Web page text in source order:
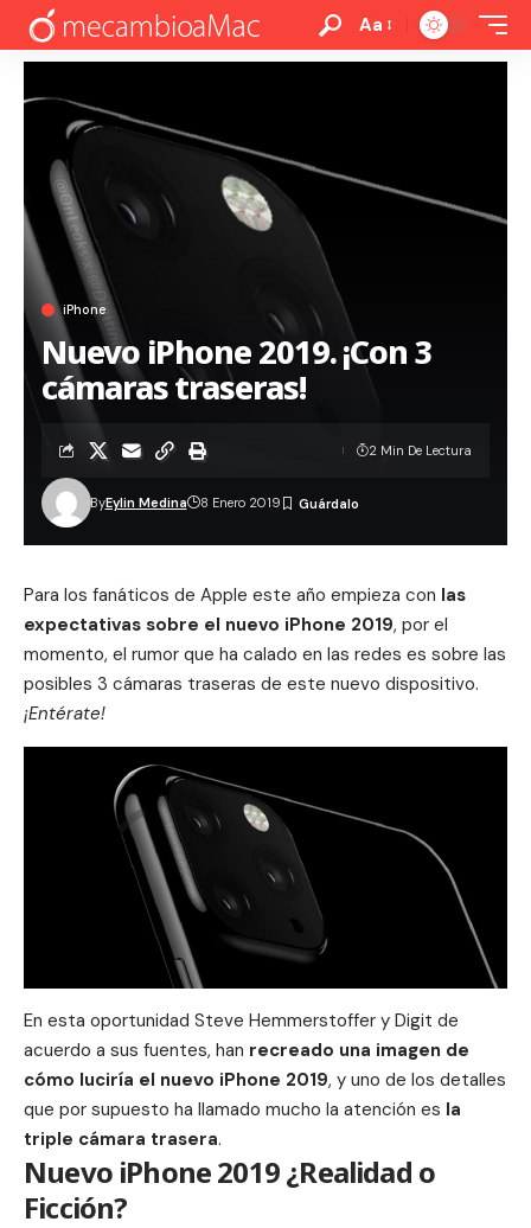
Aa
iPhone
Nuevo iPhone 2019. ¡Con 3
cámaras traseras!
ByEylin Medina 8 Enero 2019
2 Min De Lectura
Para los fanáticos de Apple este año empieza con las
expectativas sobre el nuevo iPhone 2019, por el
momento, el rumor que ha calado en las redes es sobre las
posibles 3 cámaras traseras de este nuevo dispositivo.
¡Entérate!
En esta oportunidad Steve Hemmerstoffer y Digit de
acuerdo a sus fuentes, han recreado una imagen de
cómo luciría el nuevo iPhone 2019, y uno de los detalles
que por supuesto ha llamado mucho la atención es la
triple cámara trasera.
Nuevo iPhone 2019 ¿Realidad o
Ficción?